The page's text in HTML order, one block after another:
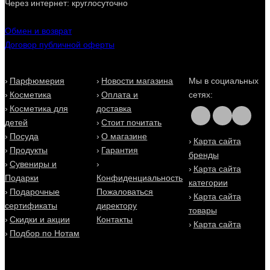
и косметика Lotus Valley на Eau De Parfum (О Де
быстрой, выгодной и удобной!
Через интернет: круглосуточно
Обмен и возврат
Договор публичной оферты
Парфюмерия
Косметика
Косметика для
детей
Посуда
Продукты
Сувениры и
Подарки
Подарочные
сертификаты
Скидки и акции
Подбор по Нотам
Новости магазина
Оплата и
доставка
Стоит почитать
О магазине
Гарантия
Конфиденциальность
Пожаловаться
директору
Контакты
Мы в социальных
сетях:
Карта сайта
бренды
Карта сайта
категории
Карта сайта
товары
Карта сайта